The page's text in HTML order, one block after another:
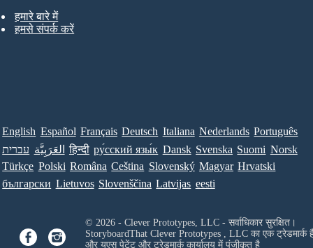
हमारे बारे में
हमसे संपर्क करें
English Español Français Deutsch Italiana Nederlands Português
עברית العَرَبِيَّة हिन्दी ру́сский язы́к Dansk Svenska Suomi Norsk
Türkçe Polski Româna Ceština Slovenský Magyar Hrvatski
български Lietuvos Slovenščina Latvijas eesti
© 2026 - Clever Prototypes, LLC - सर्वाधिकार सुरक्षित।
StoryboardThat Clever Prototypes , LLCका एक ट्रेडमार्क
और यूएस पेटेंट और ट्रेडमार्क कार्यालय में पंजीकृत है